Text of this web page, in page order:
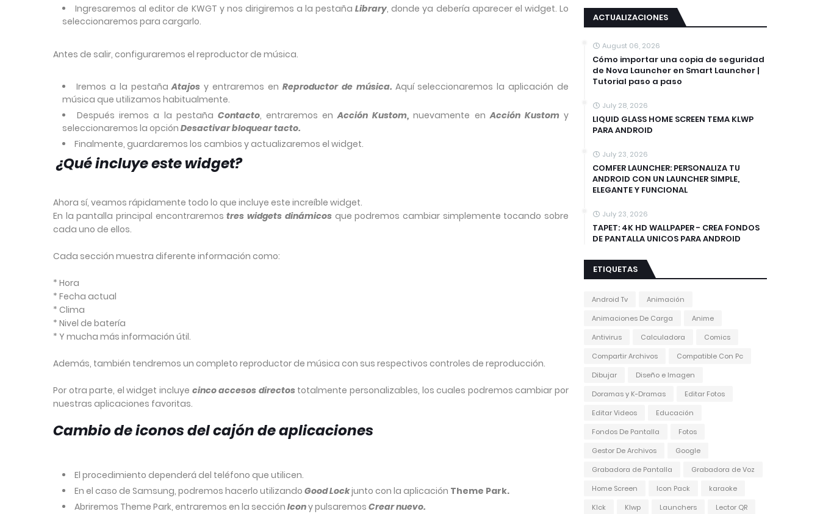
Ingresaremos al editor de KWGT y nos dirigiremos a la pestañaLibrary, donde ya debería aparecer el widget. Lo
seleccionaremos para cargarlo.
Antes de salir, configuraremos el reproductor de música.
Iremos a la pestañaAtajos y entraremos en Reproductor de música.Aquí seleccionaremos la aplicación de
música que utilizamos habitualmente.
Después iremos a la pestaña Contacto, entraremos enAcción Kustom, nuevamente enAcción Kustomy
seleccionaremos la opción Desactivar bloquear tacto.
Finalmente, guardaremos los cambios y actualizaremos el widget.
¿Qué incluye este widget?
Ahora sí, veamos rápidamente todo lo que incluye este increíble widget.
En la pantalla principal encontraremostres widgets dinámicosque podremos cambiar simplemente tocando sobre
cada uno de ellos.
Cada sección muestra diferente información como:
* Hora
* Fecha actual
* Clima
* Nivel de batería
* Y mucha más información útil.
Además, también tendremos un completo reproductor de música con sus respectivos controles de reproducción.
Por otra parte, el widget incluye cinco accesos directostotalmente personalizables, los cuales podremos cambiar por
nuestras aplicaciones favoritas.
Cambio de iconos del cajón de aplicaciones
El procedimiento dependerá del teléfono que utilicen.
En el caso de Samsung, podremos hacerlo utilizando Good Lockjunto con la aplicación Theme Park.
Abriremos Theme Park, entraremos en la sección Icony pulsaremos Crear nuevo.
ACTUALIZACIONES
August 06, 2026
Cómo importar una copia de seguridad
de Nova Launcher en Smart Launcher |
Tutorial paso a paso
July 28, 2026
LIQUID GLASS HOME SCREEN TEMA KLWP
PARA ANDROID
July 23, 2026
COMFER LAUNCHER: PERSONALIZA TU
ANDROID CON UN LAUNCHER SIMPLE,
ELEGANTE Y FUNCIONAL
July 23, 2026
TAPET: 4K HD WALLPAPER - CREA FONDOS
DE PANTALLA UNICOS PARA ANDROID
ETIQUETAS
Android Tv
Animación
Animaciones De Carga
Anime
Antivirus
Calculadora
Comics
Compartir Archivos
Compatible Con Pc
Dibujar
Diseño e Imagen
Doramas y K-Dramas
Editar Fotos
Editar Videos
Educación
Fondos De Pantalla
Fotos
Gestor De Archivos
Google
Grabadora de Pantalla
Grabadora de Voz
Home Screen
Icon Pack
karaoke
Klck
Klwp Launchers Lector QR